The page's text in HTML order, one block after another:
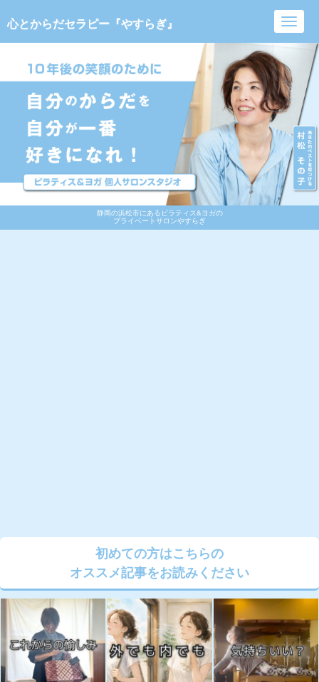
静岡の浜松市にあるピラティス&ヨガの
プライベートサロンやすらぎ
心とからだセラピー『やすらぎ』
初めての方はこちらの
オススメ記事をお読みください